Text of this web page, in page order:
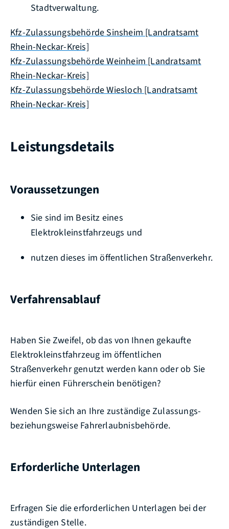
Stadtverwaltung.
Kfz-Zulassungsbehörde Sinsheim [Landratsamt
Rhein-Neckar-Kreis]
Kfz-Zulassungsbehörde Weinheim [Landratsamt
Rhein-Neckar-Kreis]
Kfz-Zulassungsbehörde Wiesloch [Landratsamt
Rhein-Neckar-Kreis]
Leistungsdetails
Voraussetzungen
Sie sind im Besitz eines
Elektrokleinstfahrzeugs und
nutzen dieses im öffentlichen Straßenverkehr.
Verfahrensablauf
Haben Sie Zweifel, ob das von Ihnen gekaufte
Elektrokleinstfahrzeug im öffentlichen
Straßenverkehr genutzt werden kann oder ob Sie
hierfür einen Führerschein benötigen?
Wenden Sie sich an Ihre zuständige Zulassungs-
beziehungsweise Fahrerlaubnisbehörde.
Erforderliche Unterlagen
Erfragen Sie die erforderlichen Unterlagen bei der
zuständigen Stelle.